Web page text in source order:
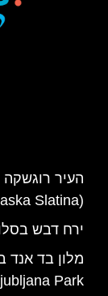
העיר רוגשקה
(Rogaska Slatina)
ירח דבש
Park